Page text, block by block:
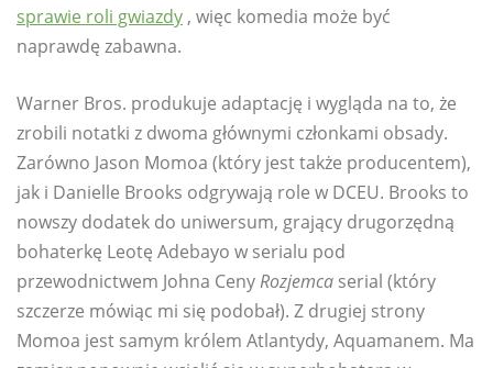
sprawie roli gwiazdy , więc komedia może być
naprawdę zabawna.
Warner Bros. produkuje adaptację i wygląda na to, że
zrobili notatki z dwoma głównymi członkami obsady.
Zarówno Jason Momoa (który jest także producentem),
jak i Danielle Brooks odgrywają role w DCEU. Brooks to
nowszy dodatek do uniwersum, grający drugorzędną
bohaterkę Leotę Adebayo w serialu pod
przewodnictwem Johna CenyRozjemca serial (który
szczerze mówiąc mi się podobał). Z drugiej strony
Momoa jest samym królem Atlantydy, Aquamanem. Ma